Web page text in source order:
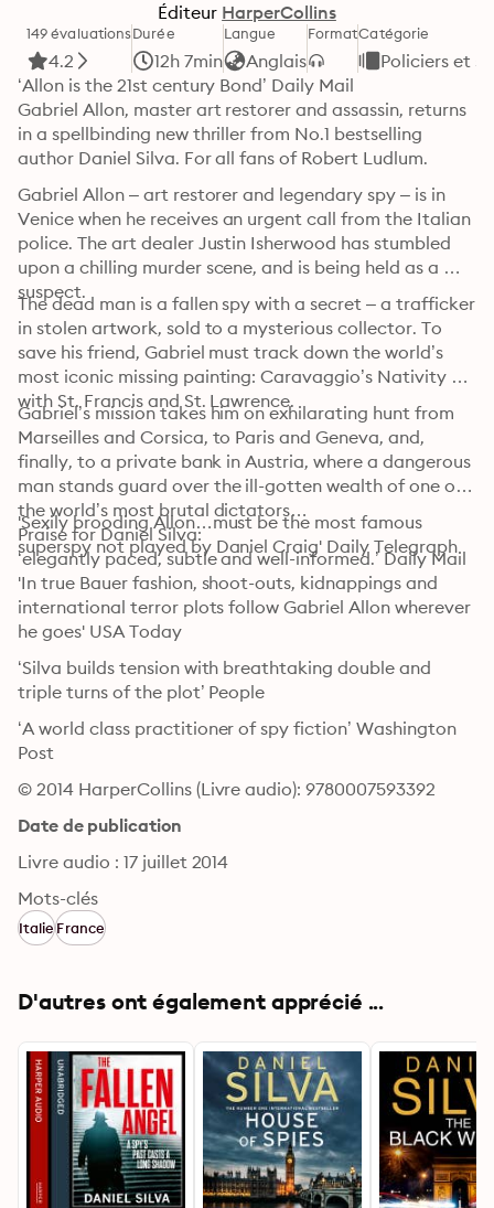
Éditeur HarperCollins
149 évaluations
4.2
Durée
12h 7min
Langue
Anglais
FormatCatégorie
Policiers et
‘Allon is the 21st century Bond’ Daily Mail
Gabriel Allon, master art restorer and assassin, returns
in a spellbinding new thriller from No.1 bestselling
author Daniel Silva. For all fans of Robert Ludlum.
Gabriel Allon – art restorer and legendary spy – is in
Venice when he receives an urgent call from the Italian
police. The art dealer Justin Isherwood has stumbled
upon a chilling murder scene, and is being held as a
suspect.
The dead man is a fallen spy with a secret – a trafficker
in stolen artwork, sold to a mysterious collector. To
save his friend, Gabriel must track down the world’s
most iconic missing painting: Caravaggio’s Nativity
with St. Francis and St. Lawrence.
Gabriel’s mission takes him on exhilarating hunt from
Marseilles and Corsica, to Paris and Geneva, and,
finally, to a private bank in Austria, where a dangerous
man stands guard over the ill-gotten wealth of one of
the world’s most brutal dictators…
Praise for Daniel Silva:
‘elegantly paced, subtle and well-informed.’ Daily Mail
'Sexily brooding Allon…must be the most famous
superspy not played by Daniel Craig' Daily Telegraph
'In true Bauer fashion, shoot-outs, kidnappings and
international terror plots follow Gabriel Allon wherever
he goes' USA Today
‘Silva builds tension with breathtaking double and
triple turns of the plot’ People
‘A world class practitioner of spy fiction’ Washington
Post
© 2014 HarperCollins (Livre audio): 9780007593392
Date de publication
Livre audio : 17 juillet 2014
Mots-clés
ItalieFrance
D'autres ont également apprécié ...